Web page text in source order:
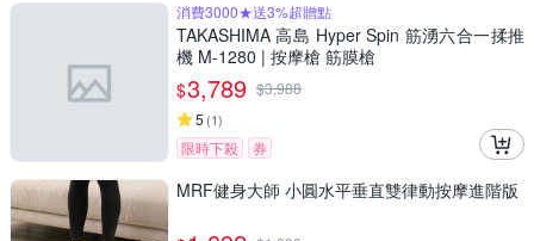
消費3000★送3%超贈點
TAKASHIMA 高島 Hyper Spin 筋湧六合一揉推
機 M-1280 | 按摩槍 筋膜槍
$3,789 $3,988
5 (1)
限時下殺 券
MRF健身大師 ⼩圓⽔平垂直雙律動按摩進階版